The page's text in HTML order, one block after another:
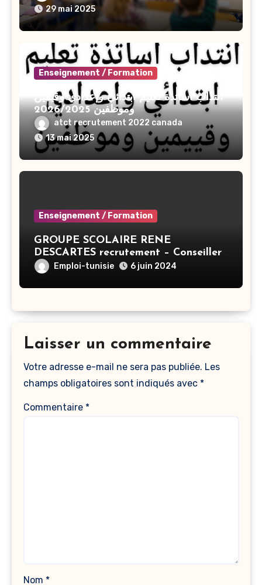
29 mai 2025
Enseignement / Formation
انتداب أساتذة تعليم ابتدائي وإعدادي وقيمين
وموظفين 2026/2025
atct recrutement 2022 canada
13 mai 2025
Enseignement / Formation
GROUPE SCOLAIRE RENE
DESCARTES recrutement – Conseiller
Principal en éducation – Tunis
Emploi-tunisie 6 juin 2024
Laisser un commentaire
Votre adresse e-mail ne sera pas publiée. Les
champs obligatoires sont indiqués avec *
Commentaire *
Nom *